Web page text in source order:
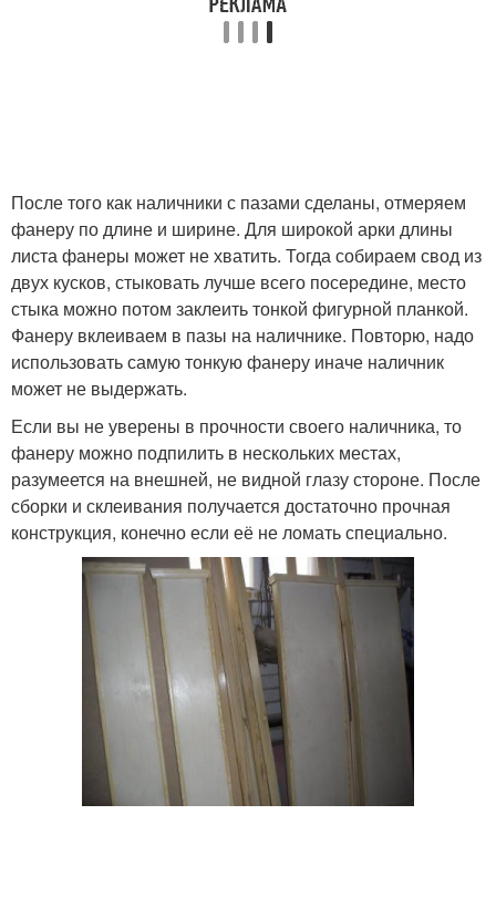
После того как наличники с пазами сделаны, отмеряем
фанеру по длине и ширине. Для широкой арки длины
листа фанеры может не хватить. Тогда собираем свод из
двух кусков, стыковать лучше всего посередине, место
стыка можно потом заклеить тонкой фигурной планкой.
Фанеру вклеиваем в пазы на наличнике. Повторю, надо
использовать самую тонкую фанеру иначе наличник
может не выдержать.
Если вы не уверены в прочности своего наличника, то
фанеру можно подпилить в нескольких местах,
разумеется на внешней, не видной глазу стороне. После
сборки и склеивания получается достаточно прочная
конструкция, конечно если её не ломать специально.